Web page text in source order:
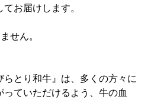
お届けします。
せん。
とり和牛』は、多くの方々に
っていただけるよう、牛の血